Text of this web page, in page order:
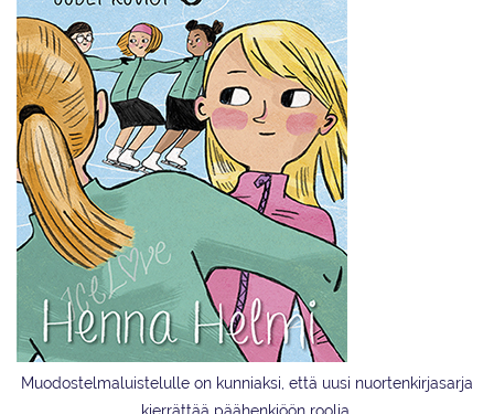
Muodostelmaluistelulle on kunniaksi, että uusi nuortenkirjasarja